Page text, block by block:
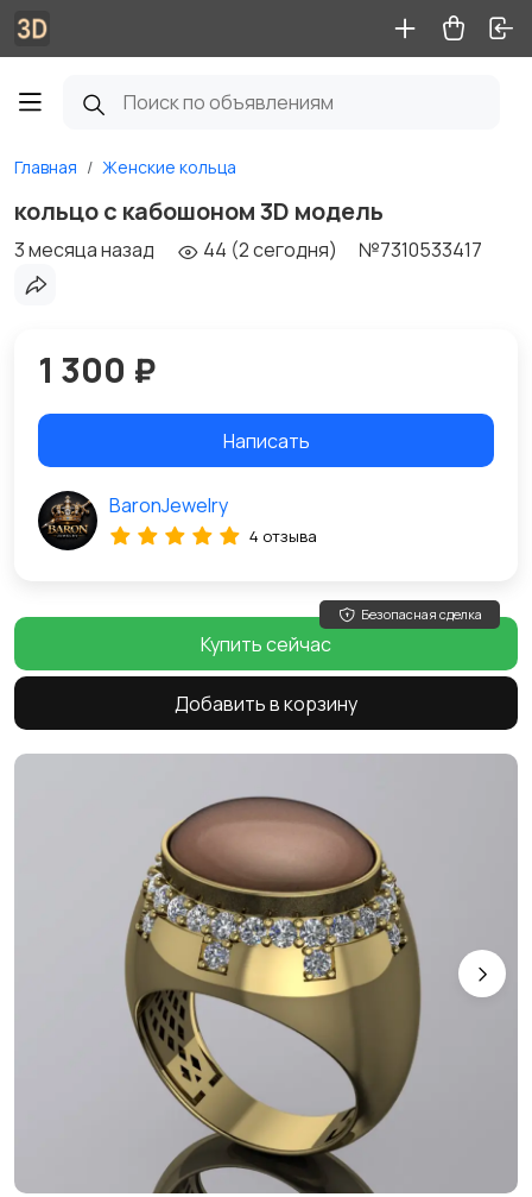
Главная Женские кольца
кольцо с кабошоном 3D модель
3 месяца назад 44 (2 сегодня) №7310533417
1 300 ₽
Написать
BaronJewelry
4 отзыва
Безопасная сделка
Купить сейчас
Добавить в корзину